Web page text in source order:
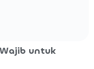
untuk